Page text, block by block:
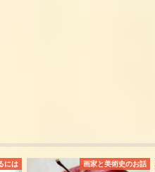
には 画家と美術史のお話